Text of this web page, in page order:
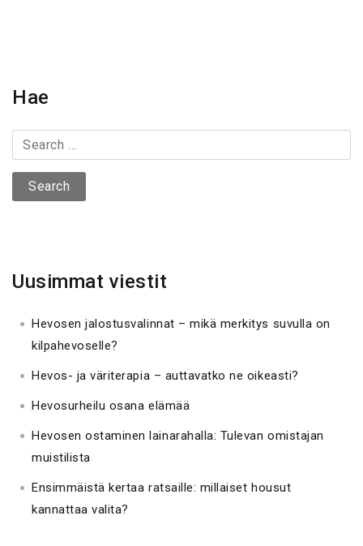
Hae
e
r
f
o
Uusimmat viestit
Hevosen jalostusvalinnat – mikä merkitys suvulla on
kilpahevoselle?
Hevos- ja väriterapia – auttavatko ne oikeasti?
Hevosurheilu osana elämää
Hevosen ostaminen lainarahalla: Tulevan omistajan
muistilista
Ensimmäistä kertaa ratsaille: millaiset housut
kannattaa valita?